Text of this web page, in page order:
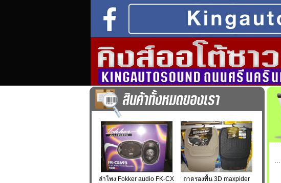
ลำโพง Fokker audio FK-CX
ถาดรองพื้น 3D maxpider